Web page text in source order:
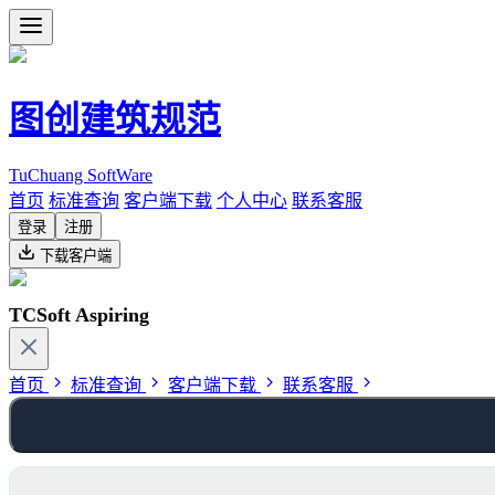
图创建筑规范
TuChuang SoftWare
首页 标准查询 客户端下载 个人中心 联系客服
登录
注册
下载客户端
TCSoft Aspiring
首页 标准查询 客户端下载 联系客服